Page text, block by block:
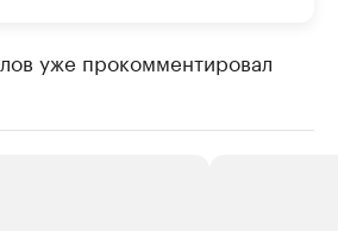
уже прокомментировал